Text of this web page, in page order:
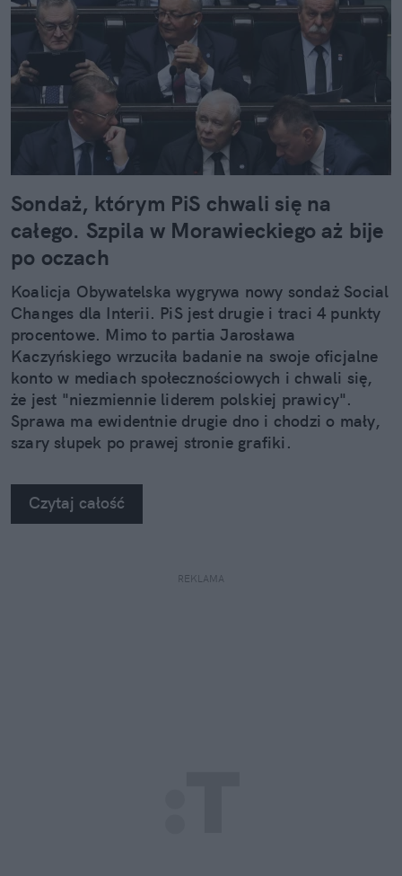
Sondaż, którym PiS chwali się na
całego. Szpila w Morawieckiego aż bije
po oczach
Koalicja Obywatelska wygrywa nowy sondaż Social
Changes dla Interii. PiS jest drugie i traci 4 punkty
procentowe. Mimo to partia Jarosława
Kaczyńskiego wrzuciła badanie na swoje oficjalne
konto w mediach społecznościowych i chwali się,
że jest "niezmiennie liderem polskiej prawicy".
Sprawa ma ewidentnie drugie dno i chodzi o mały,
szary słupek po prawej stronie grafiki.
Czytaj całość
REKLAMA